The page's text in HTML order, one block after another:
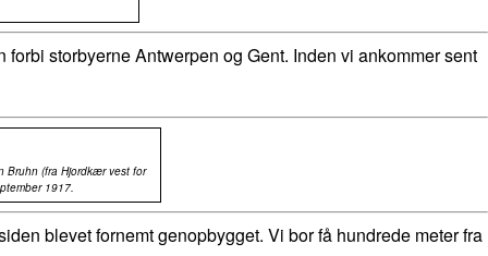
storbyerne Antwerpen og Gent. Inden vi ankommer sent
Bruhn (fra Hjordkær vest for
1917.
blevet fornemt genopbygget. Vi bor få hundrede meter fra